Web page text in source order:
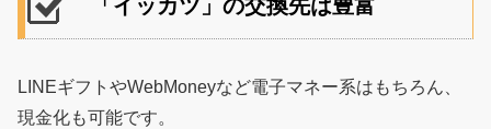
「イッカツ」の交換先は豊富
LINEギフトやWebMoneyなど電子マネー系はもちろん、
現金化も可能です。